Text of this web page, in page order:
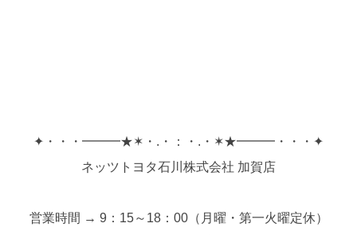
✦・・・━━━★✶・.・：・.・✶★━━━・・・✦
ネッツトヨタ石川株式会社 加賀店
営業時間 → 9：15～18：00（月曜・第一火曜定休）